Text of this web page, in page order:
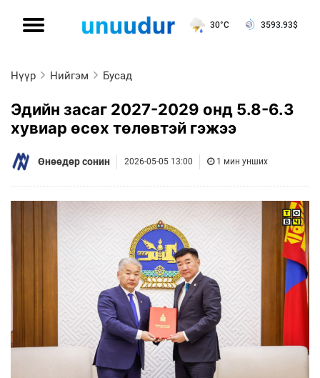
30°C 3593.93$
Нүүр Нийгэм Бусад
Эдийн засаг 2027-2029 онд 5.8-6.3
хувиар өсөх төлөвтэй гэжээ
Өнөөдөр сонин 2026-05-05 13:00 1 мин унших